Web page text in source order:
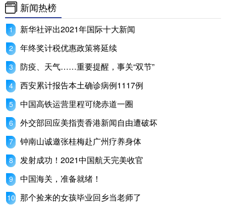
新闻热榜
新华社评出2021年国际十大新闻
年终奖计税优惠政策将延续
防疫、天气……重要提醒，事关“双节”
西安累计报告本土确诊病例1117例
中国高铁运营里程可绕赤道一圈
外交部回应美指责香港新闻自由遭破坏
钟南山诚邀张桂梅赴广州疗养身体
发射成功！2021中国航天完美收官
中国海关，准备就绪！
那个捡来的女孩毕业回乡当老师了